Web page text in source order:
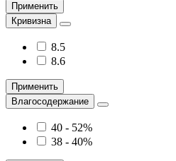
Применить
Кривизна
8.5
8.6
Применить
Влагосодержание
40 - 52%
38 - 40%